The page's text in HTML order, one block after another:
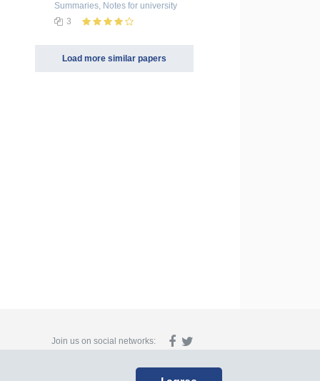
Summaries, Notes for university
3
Load more similar papers
Join us on social networks: